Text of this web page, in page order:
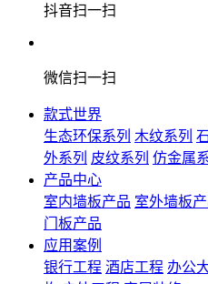
抖音扫一扫
微信扫一扫
款式世界
生态环保系列 木纹系列
外系列 皮纹系列 仿金属
产品中心
室内墙板产品 室外墙板
门板产品
应用案例
银行工程 酒店工程 办公